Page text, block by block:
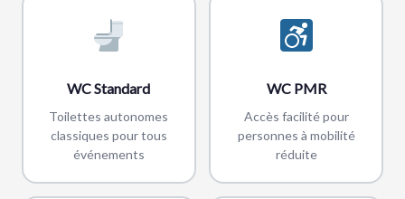
WC Standard
Toilettes autonomes
classiques pour tous
événements
WC PMR
Accès facilité pour
personnes à mobilité
réduite